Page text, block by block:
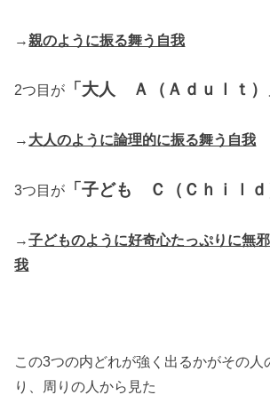
→親のように振る舞う自我
2つ目が 「大人 Ａ（Ａｄｕｌｔ）
→ 大人のように論理的に振る舞う自我
3つ目が 「子ども Ｃ（Ｃｈｉｌｄ
→子どものように好奇心たっぷりに無
我
この3つの内どれが強く出るかがその人
り、周りの人から見た